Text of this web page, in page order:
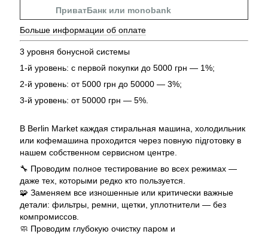
ПриватБанк или monobank
Больше информации об оплате
3 уровня бонусной системы
1-й уровень: с первой покупки до 5000 грн — 1%;
2-й уровень: от 5000 грн до 50000 — 3%;
3-й уровень: от 50000 грн — 5%.
В Berlin Market каждая стиральная машина, холодильник
или кофемашина проходится через повную підготовку в
нашем собственном сервисном центре.
🔧 Проводим полное тестирование во всех режимах —
даже тех, которыми редко кто пользуется.
🧩 Заменяем все изношенные или критически важные
детали: фильтры, ремни, щетки, уплотнители — без
компромиссов.
🧼 Проводим глубокую очистку паром и